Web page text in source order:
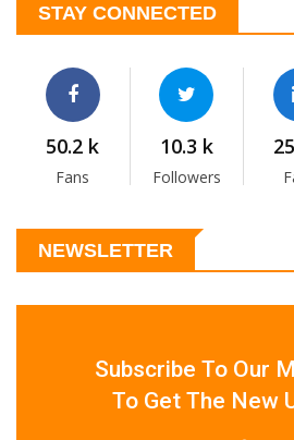
STAY CONNECTED
50.2 k
Fans
10.3 k
Followers
NEWSLETTER
Subscribe To Our
To Get The New